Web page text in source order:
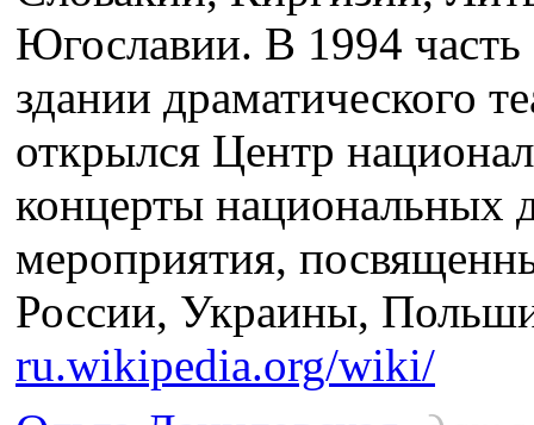
Югославии. В 1994
здании драматического
открылся Центр
концерты национальных
мероприятия,
России, Украины,
ru.wikipedia.org/wiki/